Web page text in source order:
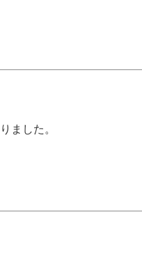
ました。